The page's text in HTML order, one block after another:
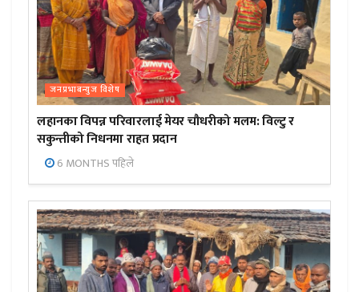
जनप्रभाबन्युज विशेष
लहानका विपन्न परिवारलाई मेयर चौधरीको मलम: विल्टु र
सकुन्तीको निधनमा राहत प्रदान
6 MONTHS पहिले